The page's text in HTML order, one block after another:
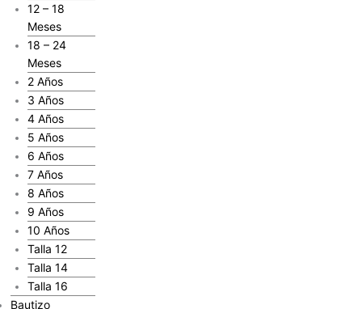
12 – 18
Meses
18 – 24
Meses
2 Años
3 Años
4 Años
5 Años
6 Años
7 Años
8 Años
9 Años
10 Años
Talla 12
Talla 14
Talla 16
Bautizo